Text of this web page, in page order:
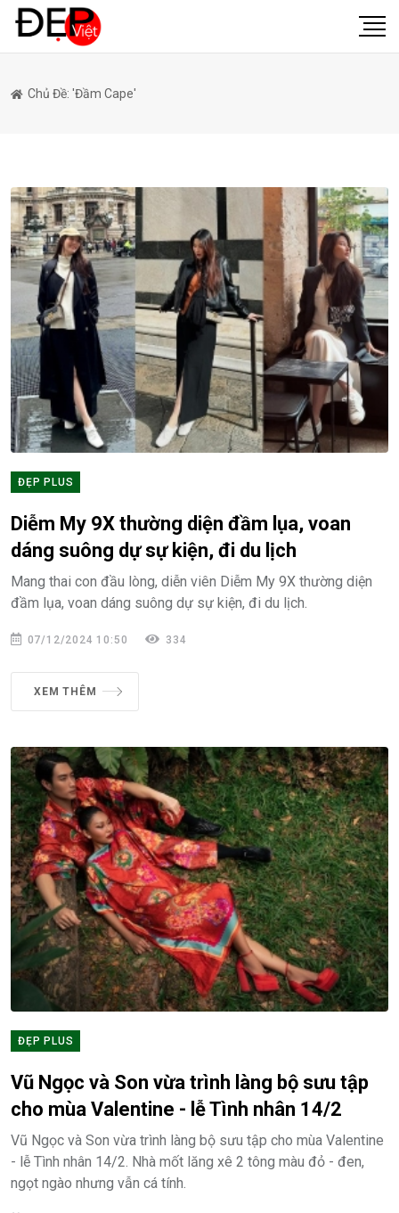
Chủ Đề: 'đầm Cape'
ĐẸP PLUS
Diễm My 9X thường diện đầm lụa, voan
dáng suông dự sự kiện, đi du lịch
Mang thai con đầu lòng, diễn viên Diễm My 9X thường diện
đầm lụa, voan dáng suông dự sự kiện, đi du lịch.
07/12/2024 10:50 334
XEM THÊM
ĐẸP PLUS
Vũ Ngọc và Son vừa trình làng bộ sưu tập
cho mùa Valentine - lễ Tình nhân 14/2
Vũ Ngọc và Son vừa trình làng bộ sưu tập cho mùa Valentine
- lễ Tình nhân 14/2. Nhà mốt lăng xê 2 tông màu đỏ - đen,
ngọt ngào nhưng vẫn cá tính.